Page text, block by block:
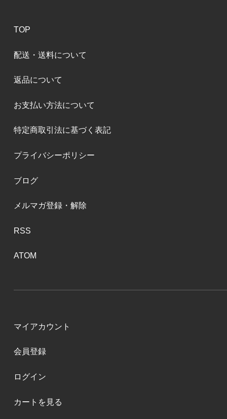
TOP
配送・送料について
返品について
お支払い方法について
特定商取引法に基づく表記
プライバシーポリシー
ブログ
メルマガ登録・解除
RSS
ATOM
マイアカウント
会員登録
ログイン
カートを見る